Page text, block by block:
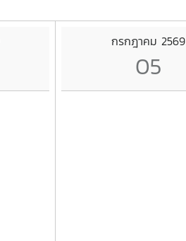
กรกฎาคม 2569
05